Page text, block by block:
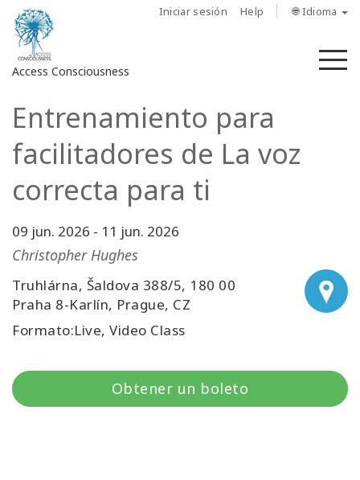
Iniciar sesión Help 🌐 Idioma
Access Consciousness
Iniciar
en
cuenta
Sobre
nosotros
Las
barras
Access
Entrenamiento para
facilitadores de La voz
correcta para ti
09 jun. 2026 - 11 jun. 2026
Christopher Hughes
Truhlárna, Šaldova 388/5, 180 00
Praha 8-Karlín, Prague, CZ
Formato:Live, Video Class
Obtener un boleto